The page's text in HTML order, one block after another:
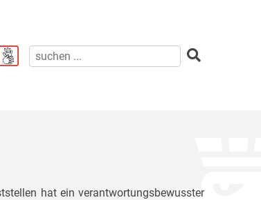
hat ein verantwortungsbewusster